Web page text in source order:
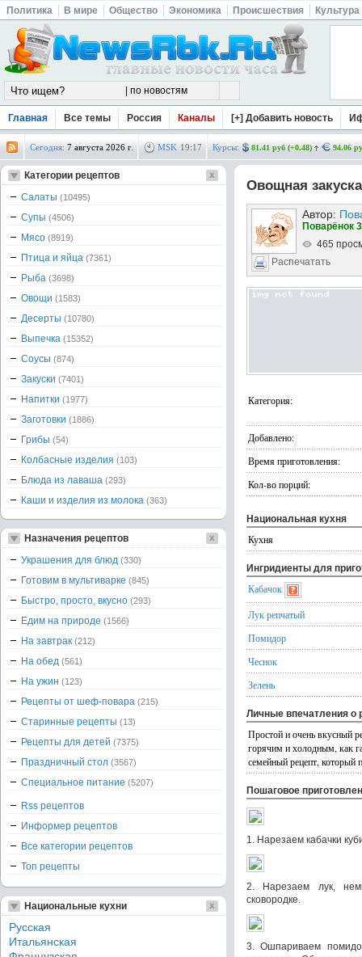
Политика В мире Общество Экономика Происшествия Культура
Главная Все темы Россия Каналы [+] Добавить новость
Сегодня: 7 августа 2026 г. MSK 19:17 Курсы: 81.41 руб (+0.48) 94.06
Овощная
Автор:
Поварёнок
465
Распечатать
Категория:
Добавлено:
Время приготовления:
Кол-во порций:
Национальная кухня
Кухня
Ингридиенты для
Кабачок
Лук репчатый
Помидор
Чеснок
Зелень
Личные впечатления о
Простой и очень вкусный
горячим и холодным, как
семейный рецепт, который
Пошаговое
1. Нарезаем кабачки
2. Нарезаем лук,
сковородке.
3. Ошпариваем
Категории рецептов
Салаты (10495)
Супы (4506)
Мясо (8919)
Птица и яйца (7361)
Рыба (3698)
Овощи (1583)
Десерты (10780)
Выпечка (15352)
Соусы (874)
Закуски (7401)
Напитки (1977)
Заготовки (1886)
Грибы (54)
Колбасные изделия (103)
Блюда из лаваша (293)
Каши и изделия из молока (363)
Назначения рецептов
Украшения для блюд (330)
Готовим в мультиварке (845)
Быстро, просто, вкусно (293)
Едим на природе (1566)
На завтрак (212)
На обед (561)
На ужин (123)
Рецепты от шеф-повара (215)
Старинные рецепты (13)
Рецепты для детей (7375)
Праздничный стол (3567)
Специальное питание (5207)
Rss рецептов
Информер рецептов
Все категории рецептов
Топ рецепты
Национальные кухни
Русская
Итальянская